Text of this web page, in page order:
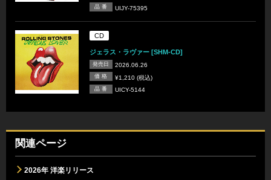
品 番 UIJY-75395
CD
ジェラス・ラヴァー [SHM-CD]
発売日 2026.06.26
価 格 ¥1,210 (税込)
品 番 UICY-5144
関連ページ
2026年 洋楽リリース